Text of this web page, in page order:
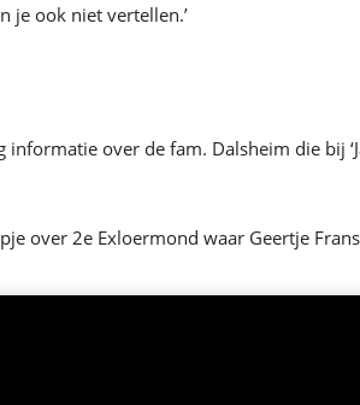
je ook niet vertellen.’
over de fam. Dalsheim die bij
over 2e Exloermond waar Geertje